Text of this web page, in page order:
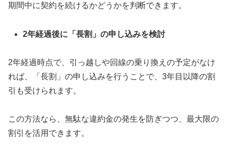
期間中に契約を続けるかどうかを判断できます。
2年経過後に「長割」の申し込みを検討
2年経過時点で、引っ越しや回線の乗り換えの予定がなけ
れば、「長割」の申し込みを行うことで、3年目以降の割
引も受けられます。
この方法なら、無駄な違約金の発生を防ぎつつ、最大限の
割引を活用できます。